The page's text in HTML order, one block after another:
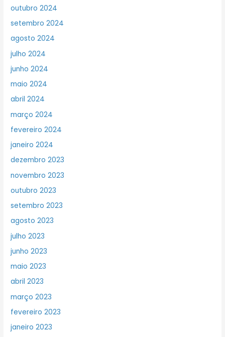
outubro 2024
setembro 2024
agosto 2024
julho 2024
junho 2024
maio 2024
abril 2024
março 2024
fevereiro 2024
janeiro 2024
dezembro 2023
novembro 2023
outubro 2023
setembro 2023
agosto 2023
julho 2023
junho 2023
maio 2023
abril 2023
março 2023
fevereiro 2023
janeiro 2023